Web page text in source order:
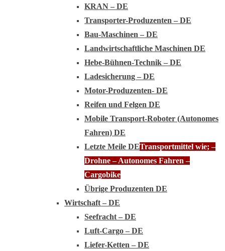
KRAN – DE
Transporter-Produzenten – DE
Bau-Maschinen – DE
Landwirtschaftliche Maschinen DE
Hebe-Bühnen-Technik – DE
Ladesicherung – DE
Motor-Produzenten- DE
Reifen und Felgen DE
Mobile Transport-Roboter (Autonomes
Fahren) DE
Letzte Meile DETransportmittel wie; –
Drohne – Autonomes Fahren –
Cargobike
Übrige Produzenten DE
Wirtschaft – DE
Seefracht – DE
Luft-Cargo – DE
Liefer-Ketten – DE